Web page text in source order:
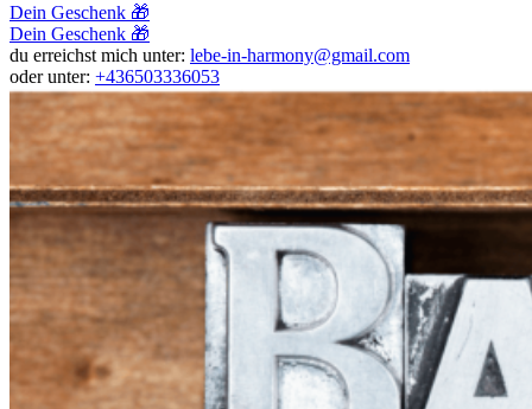
Dein Geschenk 🎁
Dein Geschenk 🎁
du erreichst mich unter: lebe-in-harmony@gmail.com
oder unter: +436503336053